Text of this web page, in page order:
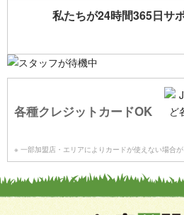
私たちが24時間365日サ
各種クレジットカードOK
※ 一部加盟店・エリアによりカードが使えない場合